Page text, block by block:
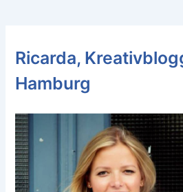
Ricarda,
Hamburg